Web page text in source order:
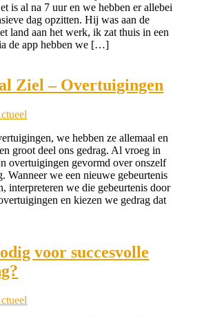
is al na 7 uur en we hebben er allebei
dag opzitten. Hij was aan de
land aan het werk, ik zat thuis in een
de app hebben we […]
Ziel – Overtuigingen
we hebben ze allemaal en
groot deel ons gedrag. Al vroeg in
overtuigingen gevormd over onszelf
Wanneer we een nieuwe gebeurtenis
interpreteren we die gebeurtenis door
en kiezen we gedrag dat
voor succesvolle